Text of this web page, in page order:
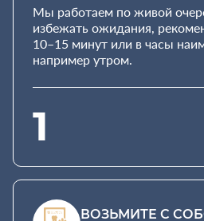
Мы работаем по живой
избежать ожидания,
10–15 минут или в часы
например утром.
1
ВОЗЬМИТЕ С